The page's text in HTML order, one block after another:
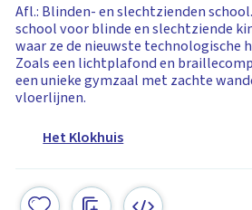
Afl.: Blinden- en slechtzienden
school voor blinde en slechtziende
waar ze de nieuwste technologische
Zoals een lichtplafond en
een unieke gymzaal met zachte
vloerlijnen.
Het Klokhuis